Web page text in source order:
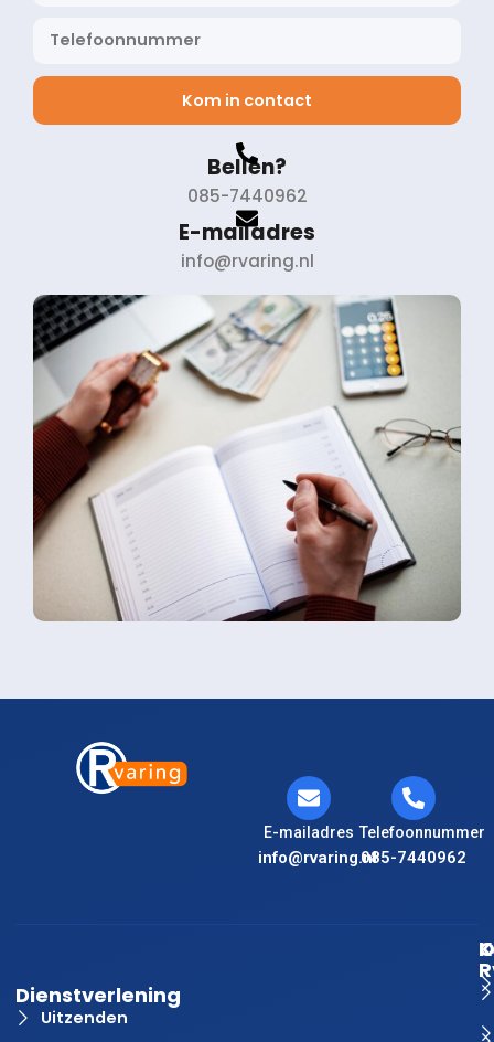
Kom in contact
Bellen?
085-7440962
E-mailadres
info@rvaring.nl
E-mailadres
info@rvaring.nl
Telefoonnummer
085-7440962
Dienstverlening
Uitzenden